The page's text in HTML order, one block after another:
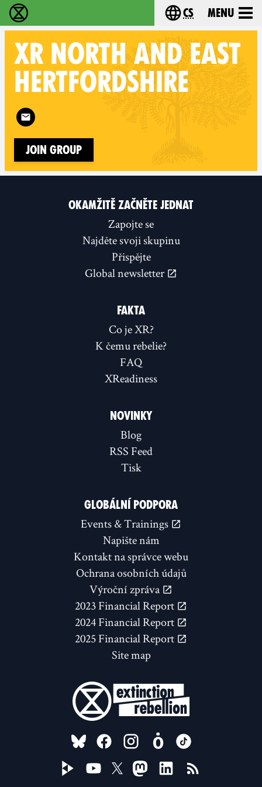
Rebelie proti vyhynutí - Home Choose your
cs Menu
XR NORTH AND EAST
HERTFORDSHIRE
Follow XR North and East Hertfordshire on
Join Group
OKAMŽITĚ ZAČNĚTE JEDNAT
Zapojte se
Najděte svoji skupinu
Přispějte
Global newsletter
FAKTA
Co je XR?
K čemu rebelie?
FAQ
XReadiness
NOVINKY
Blog
RSS Feed
Tisk
GLOBÁLNÍ PODPORA
Events & Trainings
Napište nám
Kontakt na správce webu
Ochrana osobních údajů
Výroční zpráva
2023 Financial Report
2024 Financial Report
2025 Financial Report
Site map
FOLLOW US ON